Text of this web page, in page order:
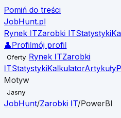
Pomiń do treści
JobHunt.pl
Rynek ITZarobki ITStatystyki
👤Profilmój profil
Oferty Rynek ITZarobki
ITStatystykiKalkulatorArtykuły
Motyw
Jasny
JobHunt/Zarobki IT/PowerBI